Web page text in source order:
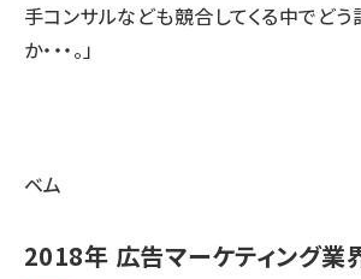
手コンサルなども競合してくる中でど
か・・・。」
ベム
2018年 広告マーケティング業